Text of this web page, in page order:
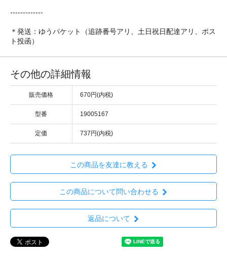
-------------
＊発送：ゆうパケット（追跡番号アリ、土日祝日配達アリ、ポス
ト投函）
その他の詳細情報
販売価格 670円(内税)
型番 19005167
定価 737円(内税)
この商品を友達に教える
この商品について問い合わせる
返品について